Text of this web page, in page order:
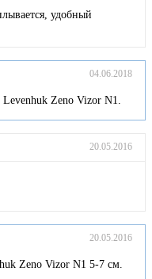
удобный
04.06.2018
Zeno Vizor N1.
20.05.2016
20.05.2016
Zeno Vizor N1 5-7 см.